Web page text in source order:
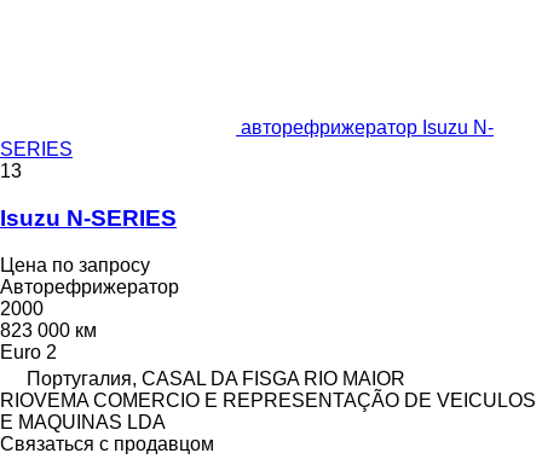
авторефрижератор Isuzu N-
SERIES
13
Isuzu N-SERIES
Цена по запросу
Авторефрижератор
2000
823 000 км
Euro 2
Португалия, CASAL DA FISGA RIO MAIOR
RIOVEMA COMERCIO E REPRESENTAÇÃO DE VEICULOS
E MAQUINAS LDA
Связаться с продавцом